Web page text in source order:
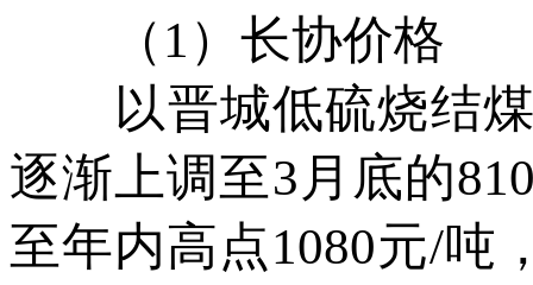
（1）长协价格
以晋城低硫烧结煤
逐渐上调至3月底的
至年内高点1080元/吨